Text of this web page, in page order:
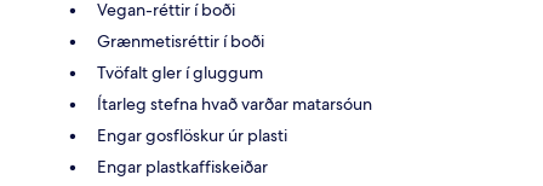
Vegan-réttir í boði
Grænmetisréttir í boði
Tvöfalt gler í gluggum
Ítarleg stefna hvað varðar matarsóun
Engar gosflöskur úr plasti
Engar plastkaffiskeiðar